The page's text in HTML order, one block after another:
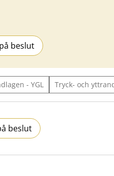
beslut
- YGL Tryck- och
beslut